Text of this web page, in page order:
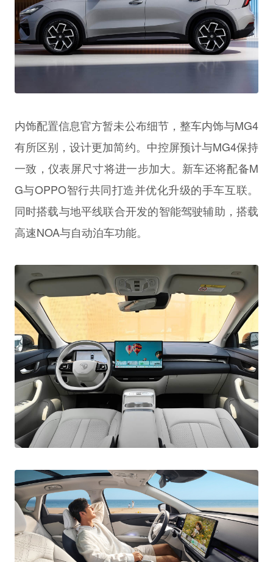
内饰配置信息官方暂未公布细节，整车内饰与MG4
有所区别，设计更加简约。中控屏预计与MG4保持
一致，仪表屏尺寸将进一步加大。新车还将配备M
G与OPPO智行共同打造并优化升级的手车互联。
同时搭载与地平线联合开发的智能驾驶辅助，搭载
高速NOA与自动泊车功能。